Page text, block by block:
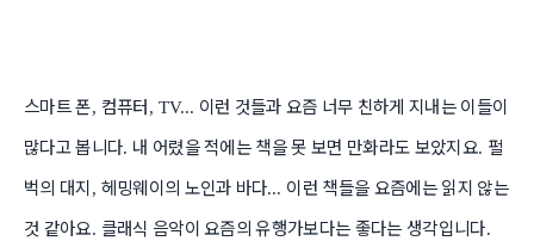
스마트 폰, 컴퓨터, TV... 이런 것들과 요즘 너무 친하게 지내는 이들이
많다고 봅니다. 내 어렸을 적에는 책을 못 보면 만화라도 보았지요. 펄
벅의 대지, 헤밍웨이의 노인과 바다... 이런 책들을 요즘에는 읽지 않는
것 같아요. 클래식 음악이 요즘의 유행가보다는 좋다는 생각입니다.